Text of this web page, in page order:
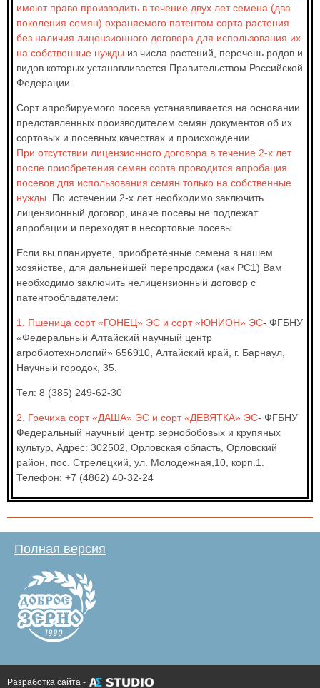
имеют право производить в течение двух лет семена (два
поколения семян) охраняемого патентом сорта растения
без наличия лицензионного договора для использования их
на собственные нужды из числа растений, перечень родов и
видов которых устанавливается Правительством Российской
Федерации.
Сорт апробируемого посева устанавливается на основании
представленных производителем семян документов об их
сортовых и посевных качествах и происхождении.
При отсутствии лицензионного договора в течение 2-х лет
после приобретения семян сорта проводится апробация
посевов для использования семян только на собственные
нужды. По истечении 2-х лет необходимо заключить
лицензионный договор, иначе посевы не подлежат
апробации и переходят в несортовые посевы.
Если вы планируете, приобретённые семена в нашем
хозяйстве, для дальнейшей перепродажи (как РС1) Вам
необходимо заключить нелицензионный договор с
патентообладателем:
1. Пшеница сорт «ГОНЕЦ» ЭС и сорт «ЮНИОН» ЭС- ФГБНУ
«Федеральный Алтайский научный центр
агробиотехнологий» 656910, Алтайский край, г. Барнаул,
Научный городок, 35.
Тел: 8 (385) 249-62-30
2. Гречиха сорт «ДАША» ЭС и сорт «ДЕВЯТКА» ЭС- ФГБНУ
Федеральный научный центр зернобобовых и крупяных
культур, Адрес: 302502, Орловская область, Орловский
район, пос. Стрелецкий, ул. Молодежная,10, корп.1.
Телефон: +7 (4862) 40-32-24
Полная версия
Разработка сайта -